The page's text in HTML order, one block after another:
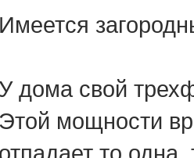
Имеется
У дома свой
Этой мощности